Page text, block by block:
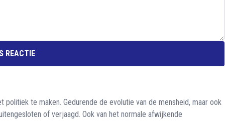
REACTIE
te maken. Gedurende de evolutie van de mensheid, maar ook
of verjaagd. Ook van het normale afwijkende